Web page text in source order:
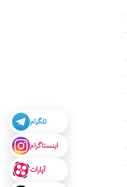
تلگرام
اینستاگرام
آپارات